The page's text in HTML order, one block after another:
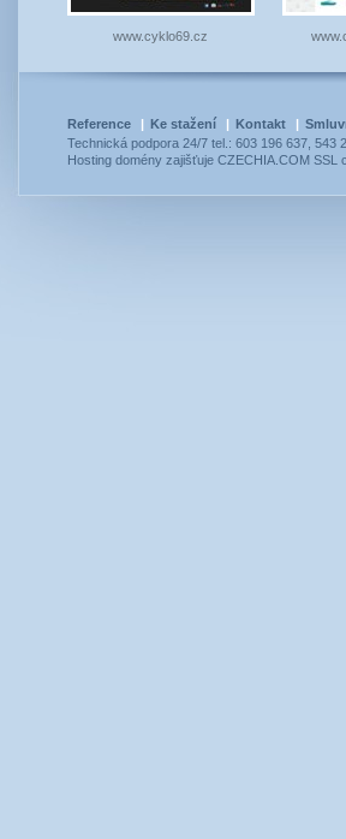
www.cyklo69.cz
Reference | Ke stažení | Kontakt |
Technická podpora 24/7 tel.: 603 196 637, 543
Hosting domény zajišťuje CZECHIA.COM SSL